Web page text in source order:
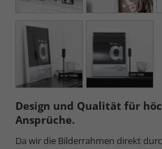
Design und Qualität für
Ansprüche.
Da wir die Bilderrahmen direkt